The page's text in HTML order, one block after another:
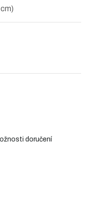
doručení